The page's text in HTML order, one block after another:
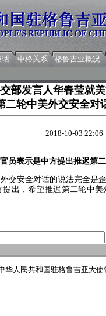
话 中格关系 格鲁吉亚概况
部发言人华春莹就
二轮中美外交安全对
2018-10-03 22:06
员表示是中方提出推迟第
安全对话的说法完全是
出，希望推迟第二轮中
华人民共和国驻格鲁吉亚大